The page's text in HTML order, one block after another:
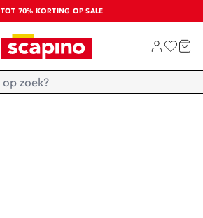
TOT 70% KORTING OP SALE
SALE: LAATSTE KANS!
SHOP NIEUW
Home